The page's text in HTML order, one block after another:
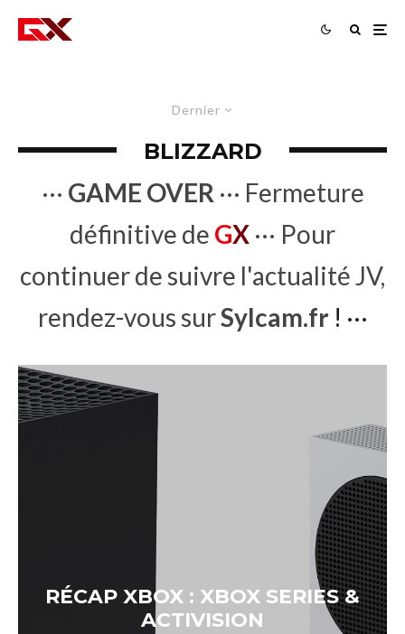
Dernier
BLIZZARD
··· GAME OVER ··· Fermeture
définitive de GX ··· Pour
continuer de suivre l'actualité JV,
rendez-vous surSylcam.fr! ···
RÉCAP XBOX : XBOX SERIES &
ACTIVISION